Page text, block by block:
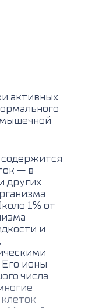
активных
— в
других
1% от
и
ионы
числа